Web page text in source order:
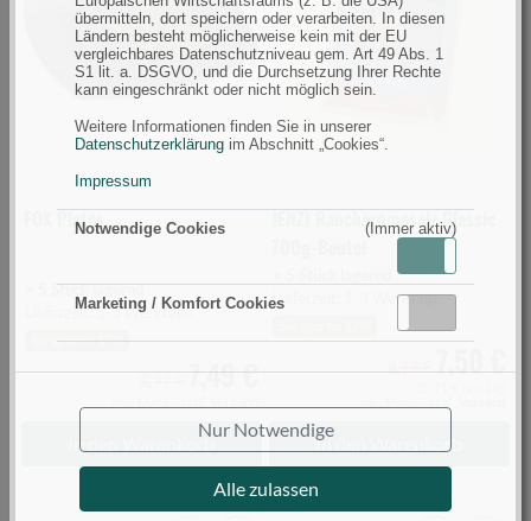
übermitteln, dort speichern oder verarbeiten. In diesen
Ländern besteht möglicherweise kein mit der EU
vergleichbares Datenschutzniveau gem. Art 49 Abs. 1
S1 lit. a. DSGVO, und die Durchsetzung Ihrer Rechte
kann eingeschränkt oder nicht möglich sein.
Weitere Informationen finden Sie in unserer
Datenschutzerklärung im Abschnitt „Cookies“.
Impressum
Notwendige Cookies (Immer aktiv)
Marketing / Komfort Cookies
Nur Notwendige
Alle zulassen
FOX Plates
> 5 Stück lagernd
Lieferzeit: 1-3 Werktage
Sie sparen 17%
7,49 €
In den Warenkorb
700g-
Beutel
(Bild
0)
JENZI Raucharomasalz Classic
Lieferzeit: 1-3 Werktage
In den Warenkorb